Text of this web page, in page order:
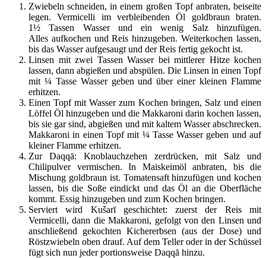
Zwiebeln schneiden, in einem großen Topf anbraten, beiseite
legen. Vermicelli im verbleibenden Öl goldbraun braten.
1½ Tassen Wasser und ein wenig Salz hinzufügen.
Alles aufkochen und Reis hinzugeben. Weiterkochen lassen,
bis das Wasser aufgesaugt und der Reis fertig gekocht ist.
Linsen mit zwei Tassen Wasser bei mittlerer Hitze kochen
lassen, dann abgießen und abspülen. Die Linsen in einen Topf
mit ¼ Tasse Wasser geben und über einer kleinen Flamme
erhitzen.
Einen Topf mit Wasser zum Kochen bringen, Salz und einen
Löffel Öl hinzugeben und die Makkaroni darin kochen lassen,
bis sie gar sind, abgießen und mit kaltem Wasser abschrecken.
Makkaroni in einen Topf mit ¼ Tasse Wasser geben und auf
kleiner Flamme erhitzen.
Zur Daqqā: Knoblauchzehen zerdrücken, mit Salz und
Chilipulver vermischen. In Maiskeimöl anbraten, bis die
Mischung goldbraun ist. Tomatensaft hinzufügen und kochen
lassen, bis die Soße eindickt und das Öl an die Oberfläche
kommt. Essig hinzugeben und zum Kochen bringen.
Serviert wird Kušarī geschichtet: zuerst der Reis mit
Vermicelli, dann die Makkaroni, gefolgt von den Linsen und
anschließend
gekochten Kichererbsen (aus der Dose) und
Röstzwiebeln oben drauf. Auf dem Teller oder in der Schüssel
fügt sich nun jeder portionsweise Daqqā hinzu.